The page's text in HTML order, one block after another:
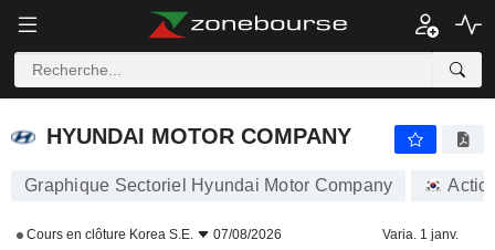
HYUNDAI MOTOR COMPANY
Graphique Sectoriel Hyundai Motor Company
Cours en clôture Korea S.E. 07/08/2026 Varia. 1 janv.